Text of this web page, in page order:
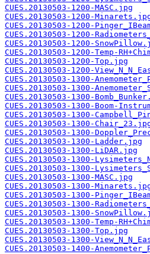
CUES.20130503-1200-MASC.jpg
CUES.20130503-1200-
CUES.20130503-1200-
CUES.20130503-1200-
CUES.20130503-1200-
CUES.20130503-1200-Temp-
CUES.20130503-1200-Top.jpg
CUES.20130503-1200-
CUES.20130503-1300-
CUES.20130503-1300-
CUES.20130503-1300-
CUES.20130503-1300-Boom-
CUES.20130503-1300-
CUES.20130503-1300-
CUES.20130503-1300-
CUES.20130503-1300-Ladder.jpg
CUES.20130503-1300-LiDAR.jpg
CUES.20130503-1300-
CUES.20130503-1300-
CUES.20130503-1300-MASC.jpg
CUES.20130503-1300-
CUES.20130503-1300-
CUES.20130503-1300-
CUES.20130503-1300-
CUES.20130503-1300-Temp-
CUES.20130503-1300-Top.jpg
CUES.20130503-1300-
CUES.20130503-1400-